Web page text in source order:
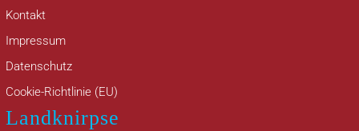
Kontakt
Impressum
Datenschutz
Cookie-Richtlinie (EU)
Landknirpse